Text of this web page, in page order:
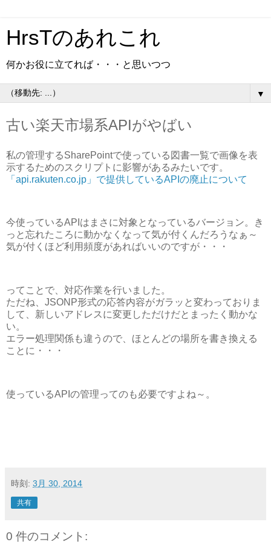
HrsTのあれこれ
何かお役に立てれば・・・と思いつつ
▼
古い楽天市場系APIがやばい
私の管理するSharePointで使っている図書一覧で画像を表
示するためのスクリプトに影響があるみたいです。
「api.rakuten.co.jp」で提供しているAPIの廃止について
今使っているAPIはまさに対象となっているバージョン。き
っと忘れたころに動かなくなって気が付くんだろうなぁ～
気が付くほど利用頻度があればいいのですが・・・
ってことで、対応作業を行いました。
ただね、JSONP形式の応答内容がガラッと変わっておりま
して、新しいアドレスに変更しただけだとまったく動かな
い。
エラー処理関係も違うので、ほとんどの場所を書き換える
ことに・・・
使っているAPIの管理ってのも必要ですよね～。
時刻: 3月 30, 2014
共有
0 件のコメント: